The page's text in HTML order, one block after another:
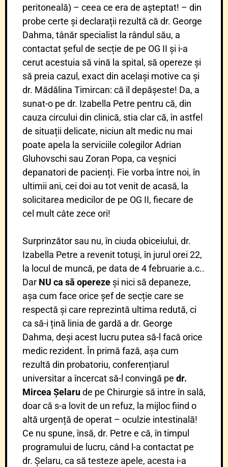
peritoneală) – ceea ce era de așteptat! – din
probe certe și declarații rezultă că dr. George
Dahma, tânăr specialist la rândul său, a
contactat șeful de secție de pe OG II și i-a
cerut acestuia să vină la spital, să opereze și
să preia cazul, exact din același motive ca și
dr. Mădălina Timircan: că îl depășeste! Da, a
sunat-o pe dr. Izabella Petre pentru că, din
cauza circului din clinică, stia clar că, în astfel
de situații delicate, niciun alt medic nu mai
poate apela la serviciile colegilor Adrian
Gluhovschi sau Zoran Popa, ca veșnici
depanatori de pacienți. Fie vorba între noi, în
ultimii ani, cei doi au tot venit de acasă, la
solicitarea medicilor de pe OG II, fiecare de
cel mult câte zece ori!
Surprinzător sau nu, în ciuda obiceiului, dr.
Izabella Petre a revenit totuși, în jurul orei 22,
la locul de muncă, pe data de 4 februarie a.c..
Dar NU ca să opereze și nici să depaneze,
așa cum face orice șef de secție care se
respectă și care reprezintă ultima redută, ci
ca să-i țină linia de gardă a dr. George
Dahma, deși acest lucru putea să-l facă orice
medic rezident. În primă fază, așa cum
rezultă din probatoriu, conferențiarul
universitar a încercat să-l convingă pe dr.
Mircea Șelarude pe Chirurgie să intre în sală,
doar că s-a lovit de un refuz, la mijloc fiind o
altă urgență de operat – oculzie intestinală!
Ce nu spune, însă, dr. Petre e că, în timpul
programului de lucru, când l-a contactat pe
dr. Șelaru, ca să testeze apele, acesta i-a